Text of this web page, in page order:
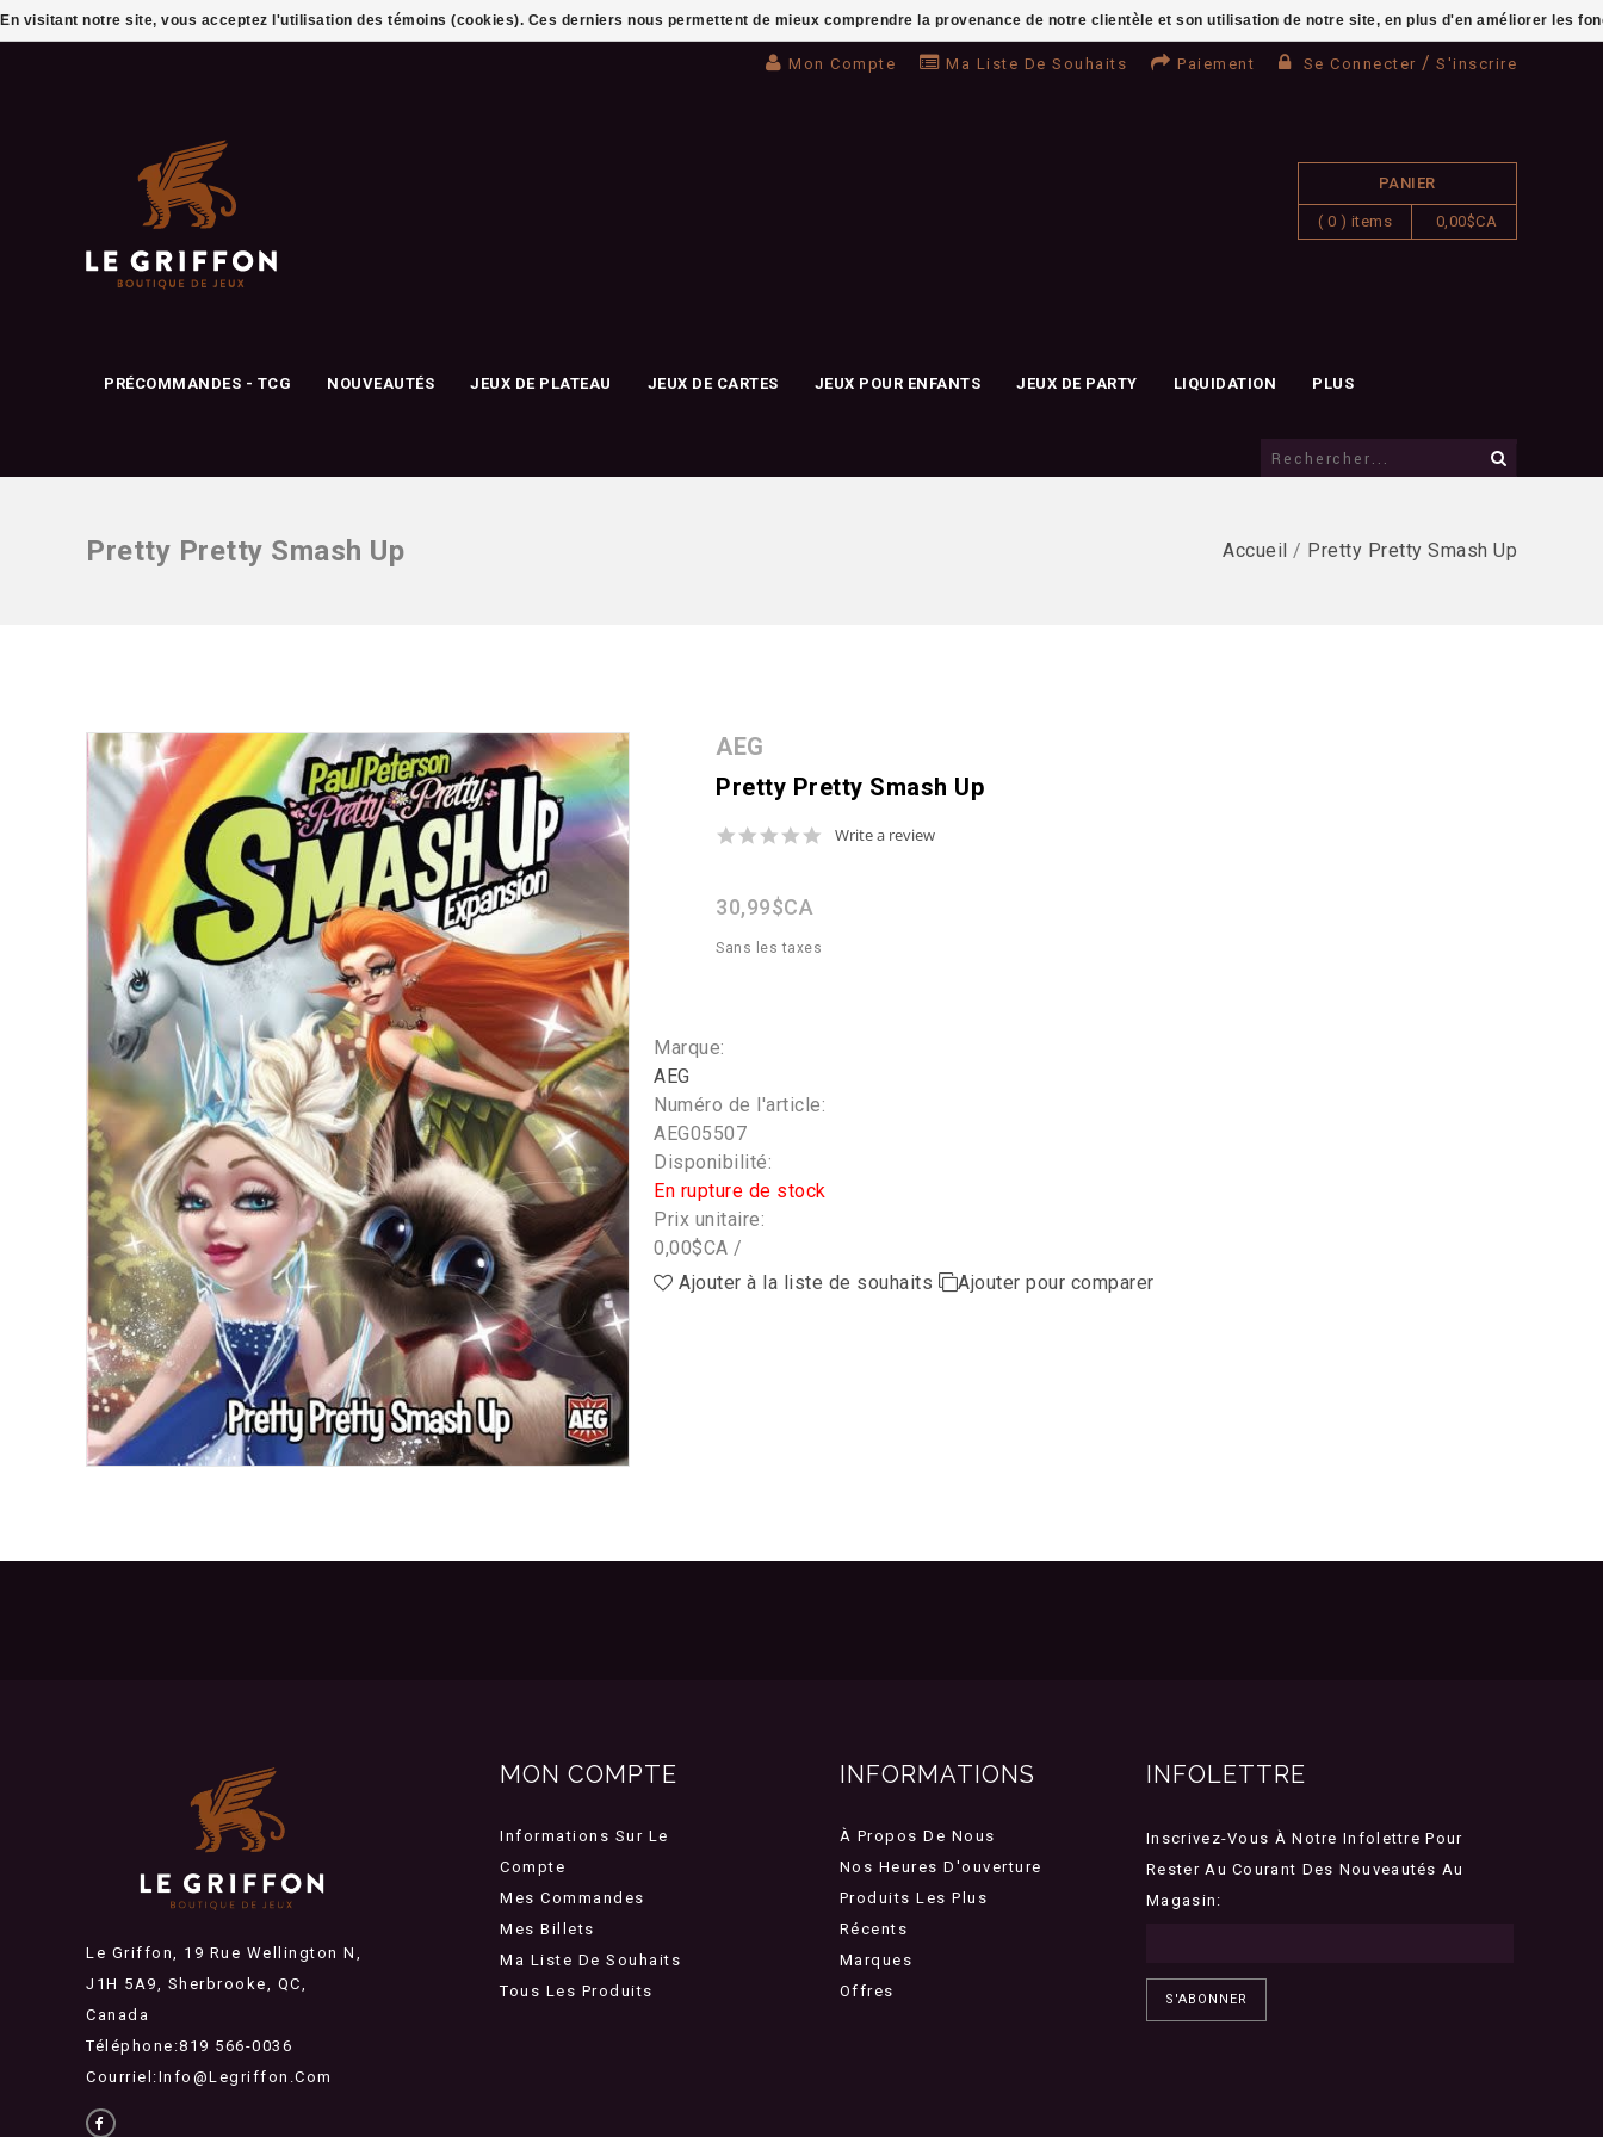
Mon Compte Ma Liste De Souhaits Paiement Se Connecter / S'inscrire
PANIER
( 0 ) items 0,00$CA
PRÉCOMMANDES - TCG NOUVEAUTÉS JEUX DE PLATEAU JEUX DE CARTES JEUX POUR ENFANTS JEUX DE PARTY LIQUIDATION PLUS
Pretty Pretty Smash Up Accueil / Pretty Pretty Smash Up
AEG
Pretty Pretty Smash Up
0.0
Write a review
30,99$CA
Sans les taxes
Marque:
AEG
Numéro de l'article:
AEG05507
Disponibilité:
En rupture de stock
Prix unitaire:
0,00$CA /
Ajouter à la liste de souhaits
Ajouter pour comparer
Le Griffon, 19 Rue Wellington N,
J1H 5A9, Sherbrooke, QC,
Canada
Téléphone:819 566-0036
Courriel:Info@legriffon.com
MON COMPTE
Informations Sur Le
Compte
Mes Commandes
Mes Billets
Ma Liste De Souhaits
Tous Les Produits
INFORMATIONS
À Propos De Nous
Nos Heures D'ouverture
Produits Les Plus
Récents
Marques
Offres
INFOLETTRE
Inscrivez-Vous À Notre Infolettre Pour
Rester Au Courant Des Nouveautés Au
Magasin:
S'ABONNER
En visitant notre site, vous acceptez l'utilisation des témoins (cookies). Ces derniers nous permettent de mieux comprendre la provenance de notre clientèle et son utilisation de notre site, en plus d'en améliorer les